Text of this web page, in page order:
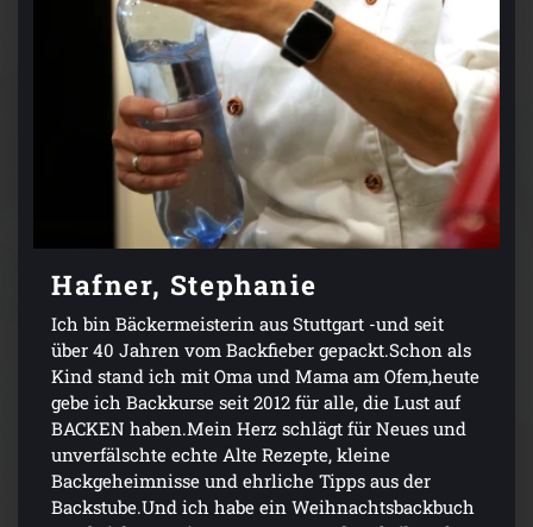
Hafner, Stephanie
Ich bin Bäckermeisterin aus Stuttgart -und seit
über 40 Jahren vom Backfieber gepackt.Schon als
Kind stand ich mit Oma und Mama am Ofem,heute
gebe ich Backkurse seit 2012 für alle, die Lust auf
BACKEN haben.Mein Herz schlägt für Neues und
unverfälschte echte Alte Rezepte, kleine
Backgeheimnisse und ehrliche Tipps aus der
Backstube.Und ich habe ein Weihnachtsbackbuch